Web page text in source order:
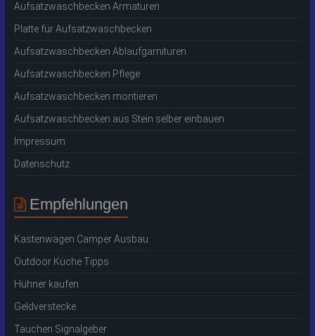
Aufsatzwaschbecken Armaturen
Platte für Aufsatzwaschbecken
Aufsatzwaschbecken Ablaufgarnituren
Aufsatzwaschbecken Pflege
Aufsatzwaschbecken montieren
Aufsatzwaschbecken aus Stein selber einbauen
Impressum
Datenschutz
Empfehlungen
Kastenwagen Camper Ausbau
Outdoor Küche Tipps
Hühner kaufen
Geldverstecke
Tauchen Signalgeber